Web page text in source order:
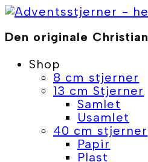
Skip
content
Den originale
Shop
8 cm stjerner
13 cm Stjerner
Samlet
Usamlet
40 cm stjerner
Papir
Plast